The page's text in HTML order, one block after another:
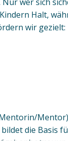
Halt,
wir gezielt:
die Basis